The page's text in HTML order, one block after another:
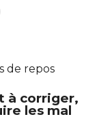
de repos
à corriger,
les mal